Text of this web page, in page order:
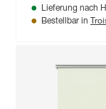
Lieferung nach
Bestellbar in